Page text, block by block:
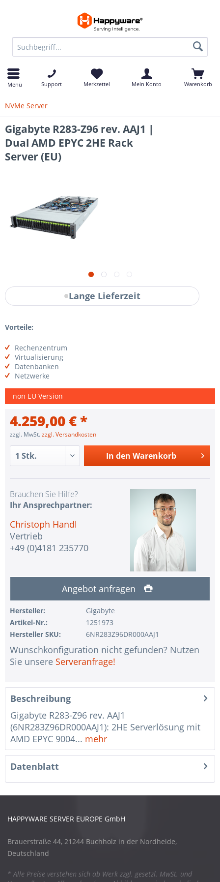
Menü Support Merkzettel Mein Konto Warenkorb
NVMe Server
Gigabyte R283-Z96 rev. AAJ1 |
Dual AMD EPYC 2HE Rack
Server (EU)
Lange Lieferzeit
Vorteile:
Rechenzentrum
Virtualisierung
Datenbanken
Netzwerke
non EU Version
4.259,00 € *
zzgl. MwSt.zzgl. Versandkosten
In den Warenkorb
Brauchen Sie Hilfe?
Ihr Ansprechpartner:
Christoph Handl
Vertrieb
+49 (0)4181 235770
Angebot anfragen
Hersteller:
Gigabyte
Artikel-Nr.:
1251973
Hersteller SKU:
6NR283Z96DR000AAJ1
Wunschkonfiguration nicht gefunden? Nutzen
Sie unsere Serveranfrage!
Beschreibung
Gigabyte R283-Z96 rev. AAJ1
(6NR283Z96DR000AAJ1): 2HE Serverlösung mit
AMD EPYC 9004... mehr
Datenblatt
HAPPYWARE SERVER EUROPE GmbH
Brauerstraße 44, 21244 Buchholz in der Nordheide,
Deutschland
* Alle Preise verstehen sich ab Werk zzgl. gesetzl. MwSt. und